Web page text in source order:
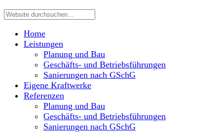
Home
Leistungen
Planung und Bau
Geschäfts- und Betriebsführungen
Sanierungen nach GSchG
Eigene Kraftwerke
Referenzen
Planung und Bau
Geschäfts- und Betriebsführungen
Sanierungen nach GSchG